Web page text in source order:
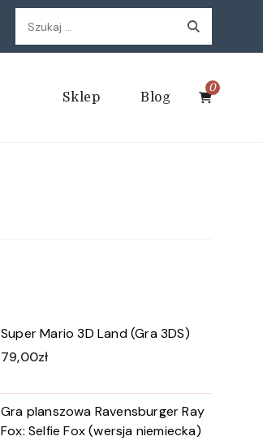
Szukaj:
Sklep Blog
0
Super Mario 3D Land (Gra 3DS)
79,00zł
Gra planszowa Ravensburger Ray
Fox: Selfie Fox (wersja niemiecka)